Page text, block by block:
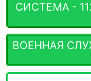
СИСТЕМА -
ВОЕННАЯ